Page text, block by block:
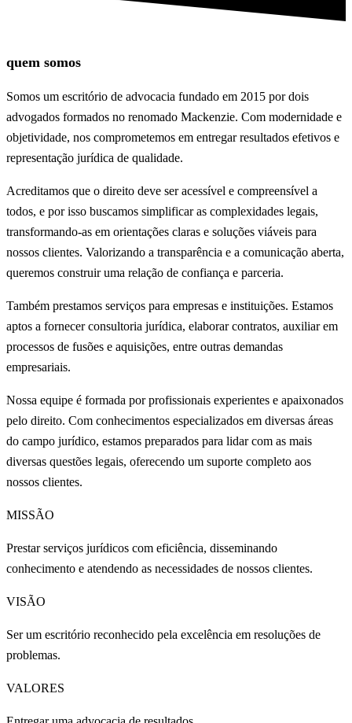
quem somos
Somos um escritório de advocacia fundado em 2015 por dois
advogados formados no renomado Mackenzie. Com modernidade e
objetividade, nos comprometemos em entregar resultados efetivos e
representação jurídica de qualidade.
Acreditamos que o direito deve ser acessível e compreensível a
todos, e por isso buscamos simplificar as complexidades legais,
transformando-as em orientações claras e soluções viáveis para
nossos clientes. Valorizando a transparência e a comunicação aberta,
queremos construir uma relação de confiança e parceria.
Também prestamos serviços para empresas e instituições. Estamos
aptos a fornecer consultoria jurídica, elaborar contratos, auxiliar em
processos de fusões e aquisições, entre outras demandas
empresariais.
Nossa equipe é formada por profissionais experientes e apaixonados
pelo direito. Com conhecimentos especializados em diversas áreas
do campo jurídico, estamos preparados para lidar com as mais
diversas questões legais, oferecendo um suporte completo aos
nossos clientes.
MISSÃO
Prestar serviços jurídicos com eficiência, disseminando
conhecimento e atendendo as necessidades de nossos clientes.
VISÃO
Ser um escritório reconhecido pela excelência em resoluções de
problemas.
VALORES